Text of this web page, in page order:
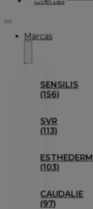
Marcas
SENSILIS
(156)
SVR
(113)
ESTHEDERM
(103)
CAUDALIE
(97)